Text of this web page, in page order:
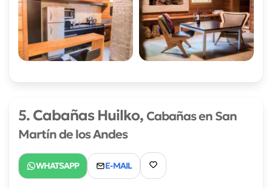
5. Cabañas Huilko, Cabañas en San
Martín de los Andes